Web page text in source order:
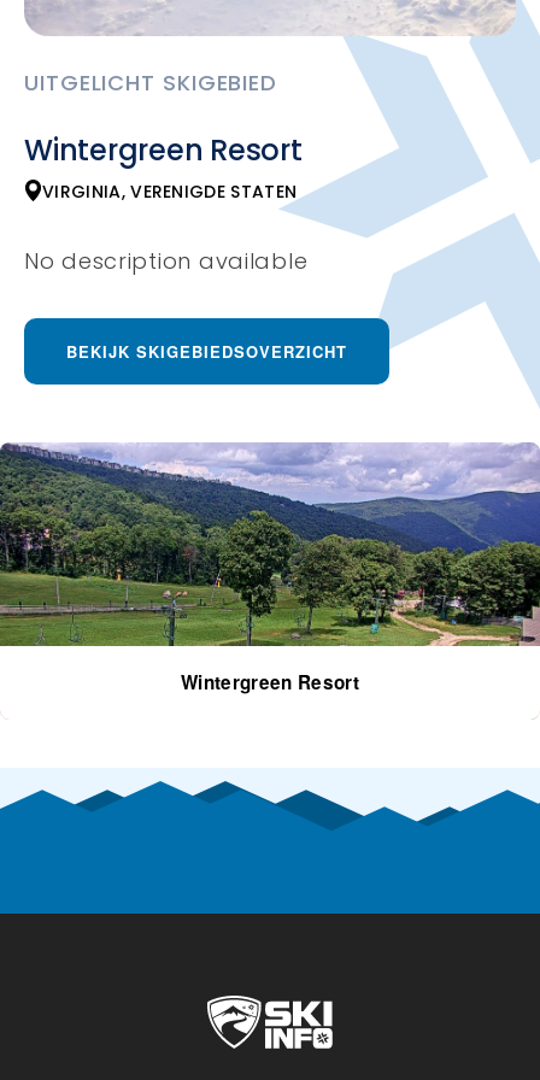
UITGELICHT SKIGEBIED
Wintergreen Resort
VIRGINIA, VERENIGDE STATEN
No description available
BEKIJK SKIGEBIEDSOVERZICHT
Wintergreen Resort